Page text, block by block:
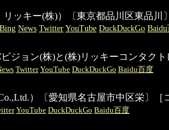
リッキー(株)）〔東京都品川区東品川
Bing News Twitter YouTube DuckDuckGo
ビジョン(株)と(株)リッキーコンタク
Twitter YouTube DuckDuckGo Baidu百度
Co.,Ltd.）〔愛知県名古屋市中区栄〕［
YouTube DuckDuckGo Baidu百度